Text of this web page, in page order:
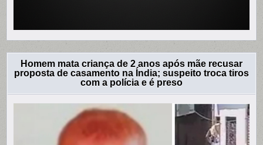
Homem mata criança de 2 anos após mãe recusar
proposta de casamento na Índia; suspeito troca tiros
com a polícia e é preso